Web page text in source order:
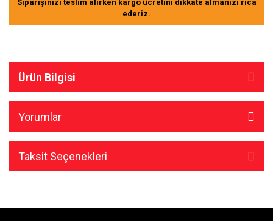
Siparişinizi teslim alırken kargo ücretini dikkate almanızı rica
ederiz.
Ürün Bilgisi
Yorumlar
Taksit Seçenekleri